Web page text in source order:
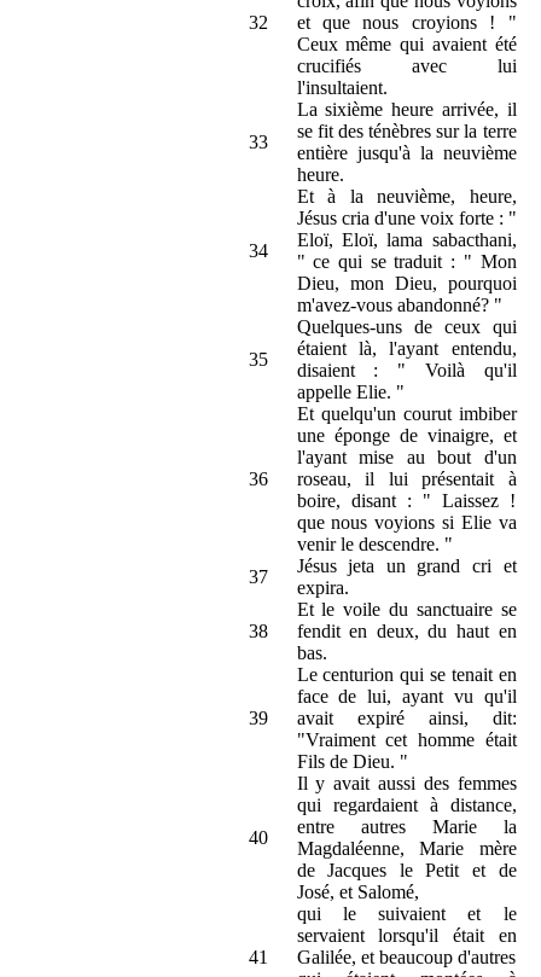
32
et que nous croyions ! "
Ceux même qui avaient été
crucifiés avec lui
l'insultaient.
33
La sixième heure arrivée, il
se fit des ténèbres sur la terre
entière jusqu'à la neuvième
heure.
34
Et à la neuvième, heure,
Jésus cria d'une voix forte : "
Eloï, Eloï, lama sabacthani,
" ce qui se traduit : " Mon
Dieu, mon Dieu, pourquoi
m'avez-vous abandonné? "
35
Quelques-uns de ceux qui
étaient là, l'ayant entendu,
disaient : " Voilà qu'il
appelle Elie. "
36
Et quelqu'un courut imbiber
une éponge de vinaigre, et
l'ayant mise au bout d'un
roseau, il lui présentait à
boire, disant : " Laissez !
que nous voyions si Elie va
venir le descendre. "
37
Jésus jeta un grand cri et
expira.
38
Et le voile du sanctuaire se
fendit en deux, du haut en
bas.
39
Le centurion qui se tenait en
face de lui, ayant vu qu'il
avait expiré ainsi, dit:
"Vraiment cet homme était
Fils de Dieu. "
40
Il y avait aussi des femmes
qui regardaient à distance,
entre autres Marie la
Magdaléenne, Marie mère
de Jacques le Petit et de
José, et Salomé,
41
qui le suivaient et le
servaient lorsqu'il était en
Galilée, et beaucoup d'autres